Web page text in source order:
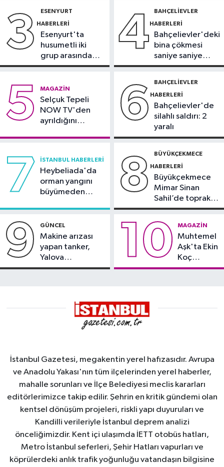
içinden yürüyerek geçiyorlar
bugünden şekilleniyor’
3 ESENYURT
HABERLERI
Esenyurt'ta
husumetli iki
grup arasında
silahlı kavga
4 BAHÇELIEVLER
HABERLERI
Bahçelievler'deki
bina çökmesi
saniye saniye
görüntülendi
5 MAGAZIN
Selçuk Tepeli
NOW TV'den
ayrıldığını
6 BAHÇELIEVLER
HABERLERI
Bahçelievler'de
silahlı saldırı: 2
yaralı
7 İSTANBUL HABERLERI
Heybeliada'da
orman yangını
büyümeden
8 BÜYÜKÇEKMECE
HABERLERI
Büyükçekmece
Mimar Sinan
Sahil’de toprak
kayması
9 GÜNCEL
Makine arızası
yapan tanker,
Yalova
Demirleme
10 MAGAZIN
Muhtemel
Aşk'ta Ekin
Koç
damgası
İstanbul Gazetesi, megakentin yerel hafızasıdır. Avrupa
ve Anadolu Yakası'nın tüm ilçelerinden yerel haberler,
mahalle sorunları ve İlçe Belediyesi meclis kararları
editörlerimizce takip edilir. Şehrin en kritik gündemi olan
kentsel dönüşüm projeleri, riskli yapı duyuruları ve
Kandilli verileriyle İstanbul deprem analizi
önceliğimizdir. Kent içi ulaşımda İETT otobüs hatları,
Metro İstanbul seferleri, Şehir Hatları vapurları ve
köprülerdeki anlık trafik yoğunluğu vatandaşın bilgisine